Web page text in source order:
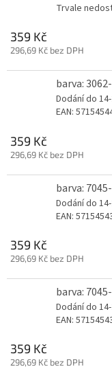
Trvale
359 Kč
296,69 Kč bez DPH
barva:
Dodání do
EAN:
359 Kč
296,69 Kč bez DPH
barva:
Dodání do
EAN:
359 Kč
296,69 Kč bez DPH
barva:
Dodání do
EAN:
359 Kč
296,69 Kč bez DPH